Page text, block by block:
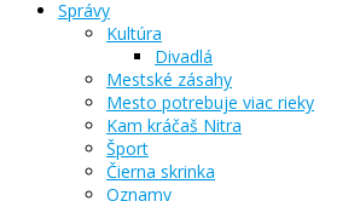
Správy
Kultúra
Divadlá
Mestské zásahy
Mesto potrebuje viac rieky
Kam kráčaš Nitra
Šport
Čierna skrinka
Oznamy